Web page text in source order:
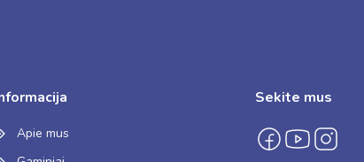
Apie mus
Sekite mus